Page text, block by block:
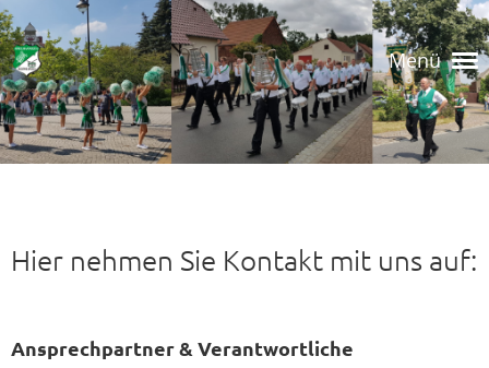
Menü
Hier nehmen Sie Kontakt mit uns auf:
Ansprechpartner & Verantwortliche